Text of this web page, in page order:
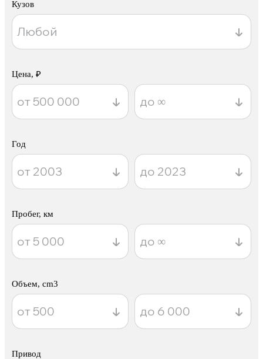
Кузов
Цена, ₽
Год
Пробег, км
Объем, cm3
Привод